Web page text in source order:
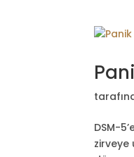
DSM-
zirveye